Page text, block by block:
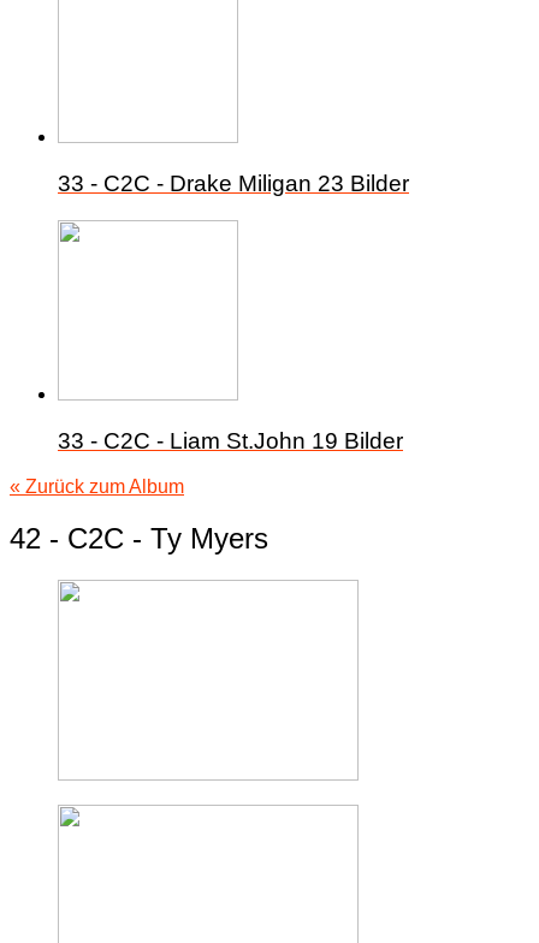
33 - C2C - Drake Miligan 23 Bilder
33 - C2C - Liam St.John 19 Bilder
« Zurück zum Album
42 - C2C - Ty Myers